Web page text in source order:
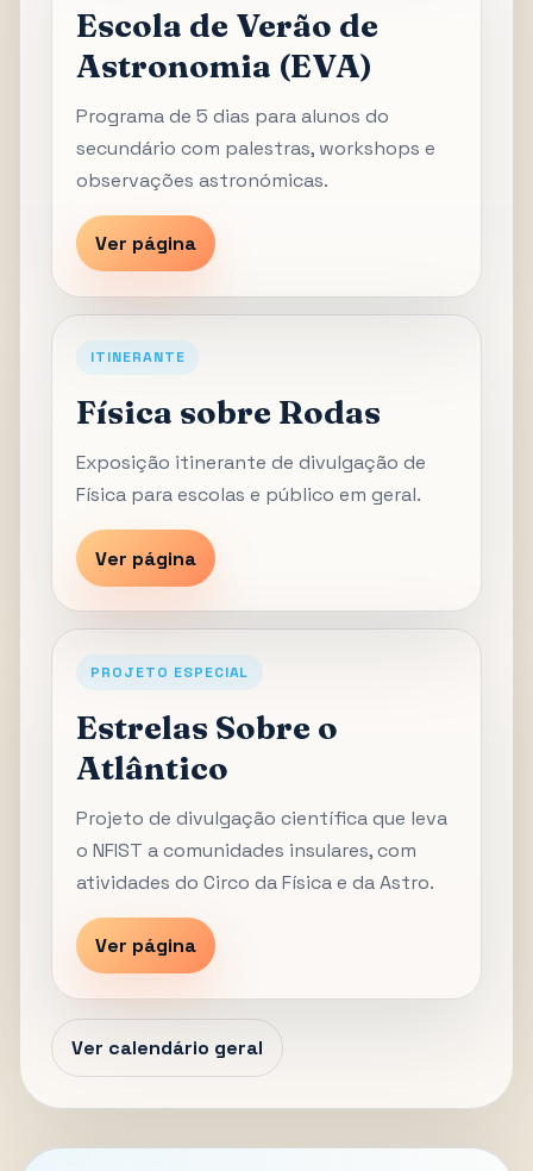
Escola de Verão de
Astronomia (EVA)
Programa de 5 dias para alunos do
secundário com palestras, workshops e
observações astronómicas.
Ver página
ITINERANTE
Física sobre Rodas
Exposição itinerante de divulgação de
Física para escolas e público em geral.
Ver página
PROJETO ESPECIAL
Estrelas Sobre o
Atlântico
Projeto de divulgação científica que leva
o NFIST a comunidades insulares, com
atividades do Circo da Física e da Astro.
Ver página
Ver calendário geral